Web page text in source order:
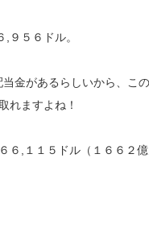
９５６ドル。
金があるらしいから、この
れますよね！
６,１１５ドル（１６６２億